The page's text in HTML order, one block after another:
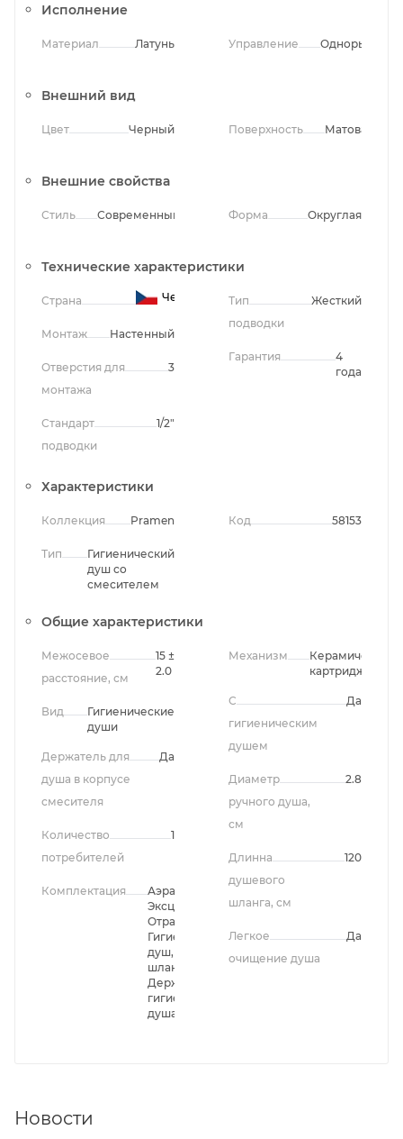
Исполнение
Материал Латунь Управление
Внешний вид
Цвет Черный Поверхность Матовая
Внешние свойства
Стиль Современный Форма Округлая
Технические характеристики
Страна Чехия
Монтаж Настенный
Отверстия для
монтажа
3
Стандарт
подводки
1/2"
Тип
подводки
Жесткий
Гарантия
4
года
Характеристики
Коллекция Pramen
Тип
Гигиенический
душ со
смесителем
Код 58153
Общие характеристики
Межосевое
расстояние, см
15 ±
2.0
Вид
Гигиенические
души
Держатель для
душа в корпусе
смесителя
Да
Количество
потребителей
1
Комплектация
Аэратор,
Эксцентрики,
Отражатели,
Гигиенический
душ, Душевой
шланг,
Держатель
гигиенического
душа
Механизм
Керамический
картридж
С
гигиеническим
душем
Да
Диаметр
ручного душа,
см
2.8
Длинна
душевого
шланга, см
120
Легкое
очищение душа
Да
Новости